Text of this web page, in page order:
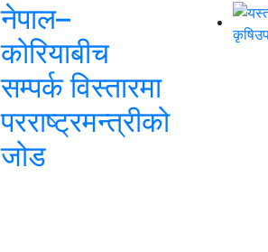
नेपाल–
कोरियाबीच
सम्पर्क विस्तारमा
परराष्ट्रमन्त्रीको
जोड